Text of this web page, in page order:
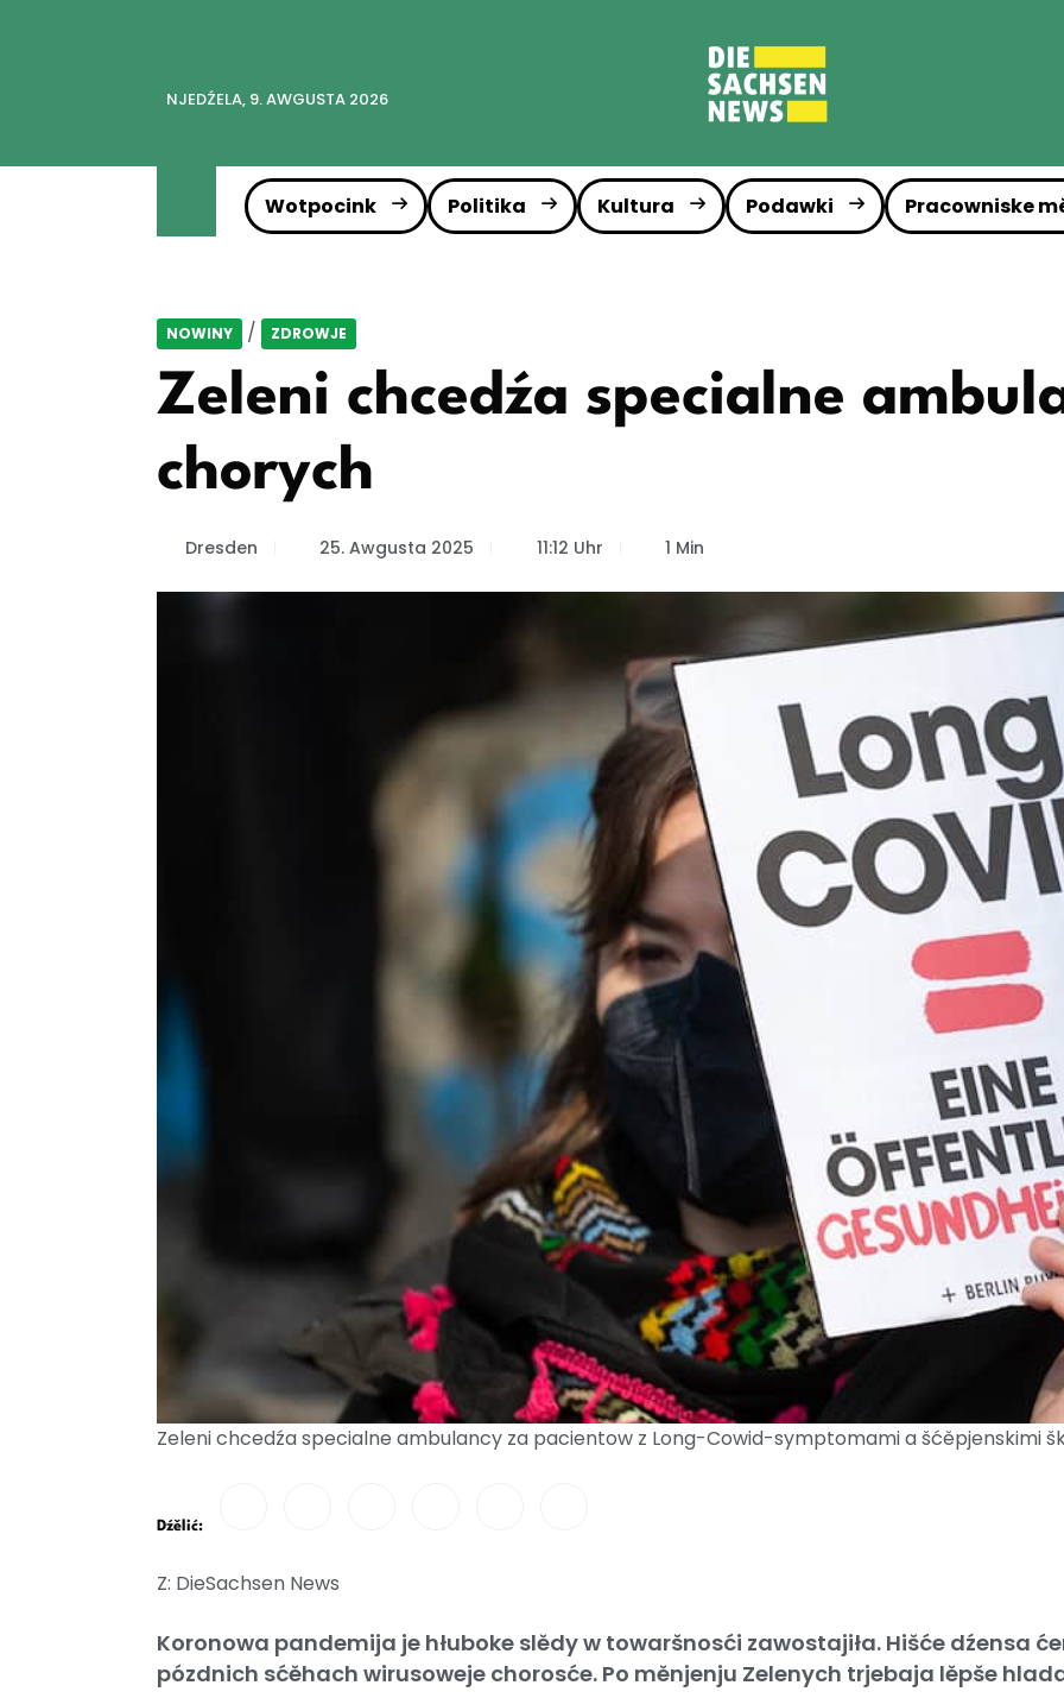
NJEDŹELA, 9. AWGUSTA 2026
Wotpocink Politika Kultura Podawki Pracowniske
NOWINY / ZDROWJE
Zeleni chcedźa specialne
chorych
Dresden 25. Awgusta 2025 11:12 Uhr 1 Min
Zeleni chcedźa specialne ambulancy za pacientow z Long-Cowid-symptomami a šćěpjenskimi
Dźělić:
Z: DieSachsen News
Koronowa pandemija je hłuboke slědy w towaršnosći zawostajiła. Hišće dźensa
pózdnich sćěhach wirusoweje chorosće. Po měnjenju Zelenych trjebaja lěpše